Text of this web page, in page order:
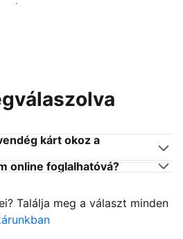
hasonló szállásadókhoz
kárt okoz a
online foglalhatóvá?
Találja meg a választ minden